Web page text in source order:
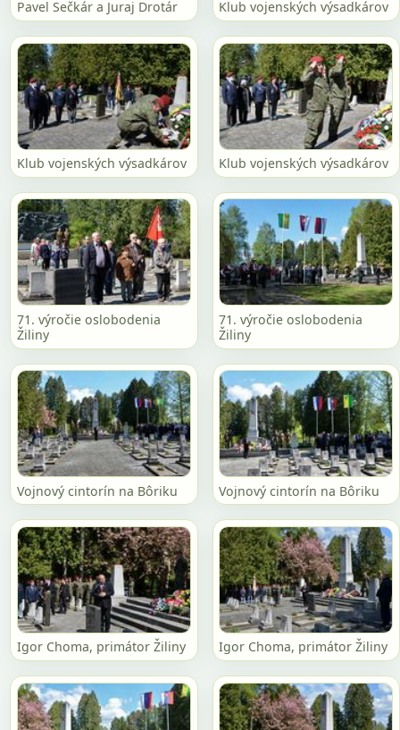
Pavel Sečkár a Juraj Drotár Klub vojenských výsadkárov
Klub vojenských výsadkárov Klub vojenských výsadkárov
71. výročie oslobodenia
Žiliny
71. výročie oslobodenia
Žiliny
Vojnový cintorín na Bôriku Vojnový cintorín na Bôriku
Igor Choma, primátor Žiliny Igor Choma, primátor Žiliny